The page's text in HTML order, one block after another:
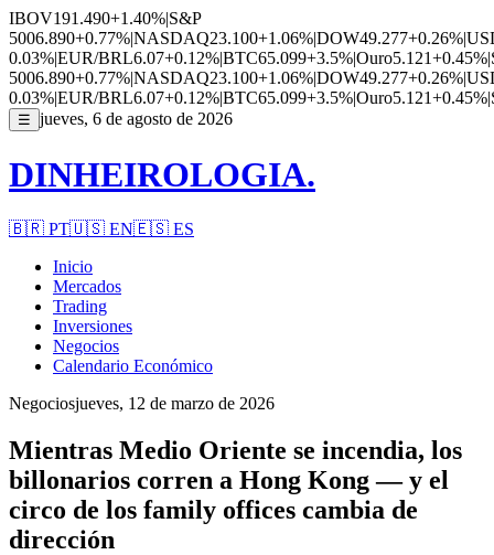
IBOV191.490+1.40%|S&P
5006.890+0.77%|NASDAQ23.100+1.06%|DOW49.277+0.26%|
0.03%|EUR/BRL6.07+0.12%|BTC65.099+3.5%|Ouro5.121+0.45%|
5006.890+0.77%|NASDAQ23.100+1.06%|DOW49.277+0.26%|
0.03%|EUR/BRL6.07+0.12%|BTC65.099+3.5%|Ouro5.121+0.45%|
☰ jueves, 6 de agosto de 2026
DINHEIROLOGIA.
🇧🇷 PT🇺🇸 EN🇪🇸 ES
Inicio
Mercados
Trading
Inversiones
Negocios
Calendario Económico
Negociosjueves, 12 de marzo de 2026
Mientras Medio Oriente se incendia, los
billonarios corren a Hong Kong — y el
circo de los family offices cambia de
dirección